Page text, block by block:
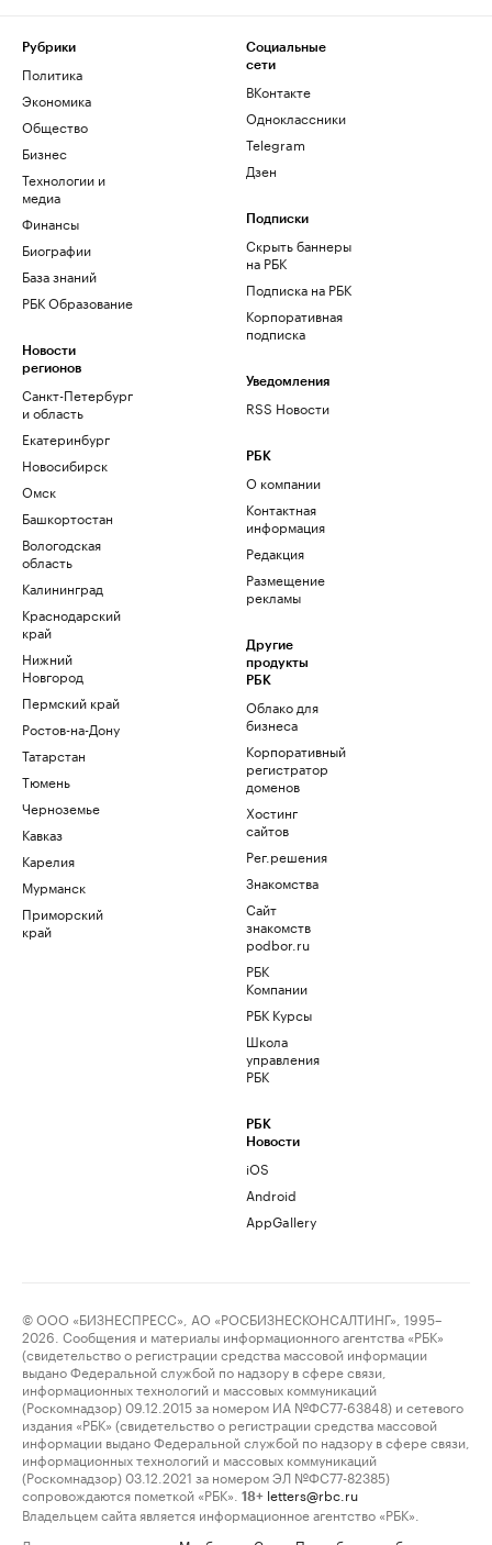
Рубрики
Политика
Экономика
Общество
Бизнес
Технологии и
медиа
Финансы
Биографии
База знаний
РБК Образование
Новости
регионов
Санкт-Петербург
и область
Екатеринбург
Новосибирск
Омск
Башкортостан
Вологодская
область
Калининград
Краснодарский
край
Нижний
Новгород
Пермский край
Ростов-на-Дону
Татарстан
Тюмень
Черноземье
Кавказ
Карелия
Мурманск
Приморский
край
Социальные
сети
ВКонтакте
Одноклассники
Telegram
Дзен
Подписки
Скрыть баннеры
на РБК
Подписка на РБК
Корпоративная
подписка
Уведомления
RSS Новости
РБК
О компании
Контактная
информация
Редакция
Размещение
рекламы
Другие
продукты
РБК
Облако для
бизнеса
Корпоративный
регистратор
доменов
Хостинг
сайтов
Рег.решения
Знакомства
Сайт
знакомств
podbor.ru
РБК
Компании
РБК Курсы
Школа
управления
РБК
РБК
Новости
iOS
Android
AppGallery
© ООО «БИЗНЕСПРЕСС», АО «РОСБИЗНЕСКОНСАЛТИНГ», 1995–
2026. Сообщения и материалы информационного агентства «РБК»
(свидетельство о регистрации средства массовой информации
выдано Федеральной службой по надзору в сфере связи,
информационных технологий и массовых коммуникаций
(Роскомнадзор) 09.12.2015 за номером ИА №ФС77-63848) и сетевого
издания «РБК» (свидетельство о регистрации средства массовой
информации выдано Федеральной службой по надзору в сфере связи,
информационных технологий и массовых коммуникаций
(Роскомнадзор) 03.12.2021 за номером ЭЛ №ФС77-82385)
сопровождаются пометкой «РБК».
18+ letters@rbc.ru
Владельцем сайта является информационное агентство «РБК».